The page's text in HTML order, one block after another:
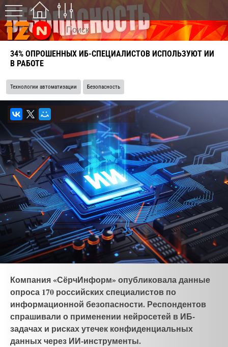
34% ОПРОШЕННЫХ ИБ-СПЕЦИАЛИСТОВ ИСПОЛЬЗУЮТ ИИ
В РАБОТЕ
Технологии автоматизации Безопасность
Компания «СёрчИнформ» опубликовала данные
опроса 170 российских специалистов по
информационной безопасности. Респондентов
спрашивали о применении нейросетей в ИБ-
задачах и рисках утечек конфиденциальных
данных через ИИ-инструменты.